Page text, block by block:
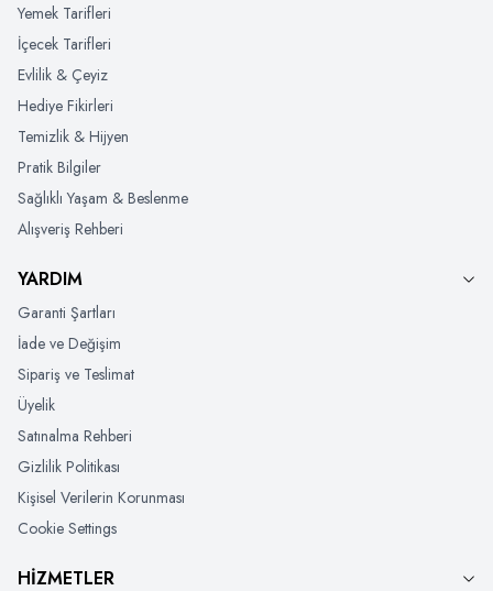
Yemek Tarifleri
İçecek Tarifleri
Evlilik & Çeyiz
Hediye Fikirleri
Temizlik & Hijyen
Pratik Bilgiler
Sağlıklı Yaşam & Beslenme
Alışveriş Rehberi
YARDIM
Garanti Şartları
İade ve Değişim
Sipariş ve Teslimat
Üyelik
Satınalma Rehberi
Gizlilik Politikası
Kişisel Verilerin Korunması
Cookie Settings
HİZMETLER